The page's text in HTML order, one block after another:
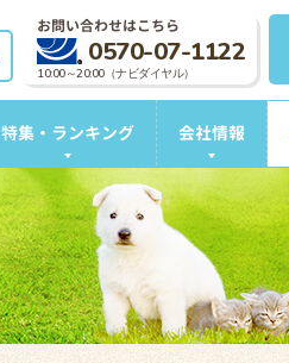
お問い合わせはこちら
0570-07-1122
10:00～20:00（ナビダイヤル）
特集・ランキング 会社情報